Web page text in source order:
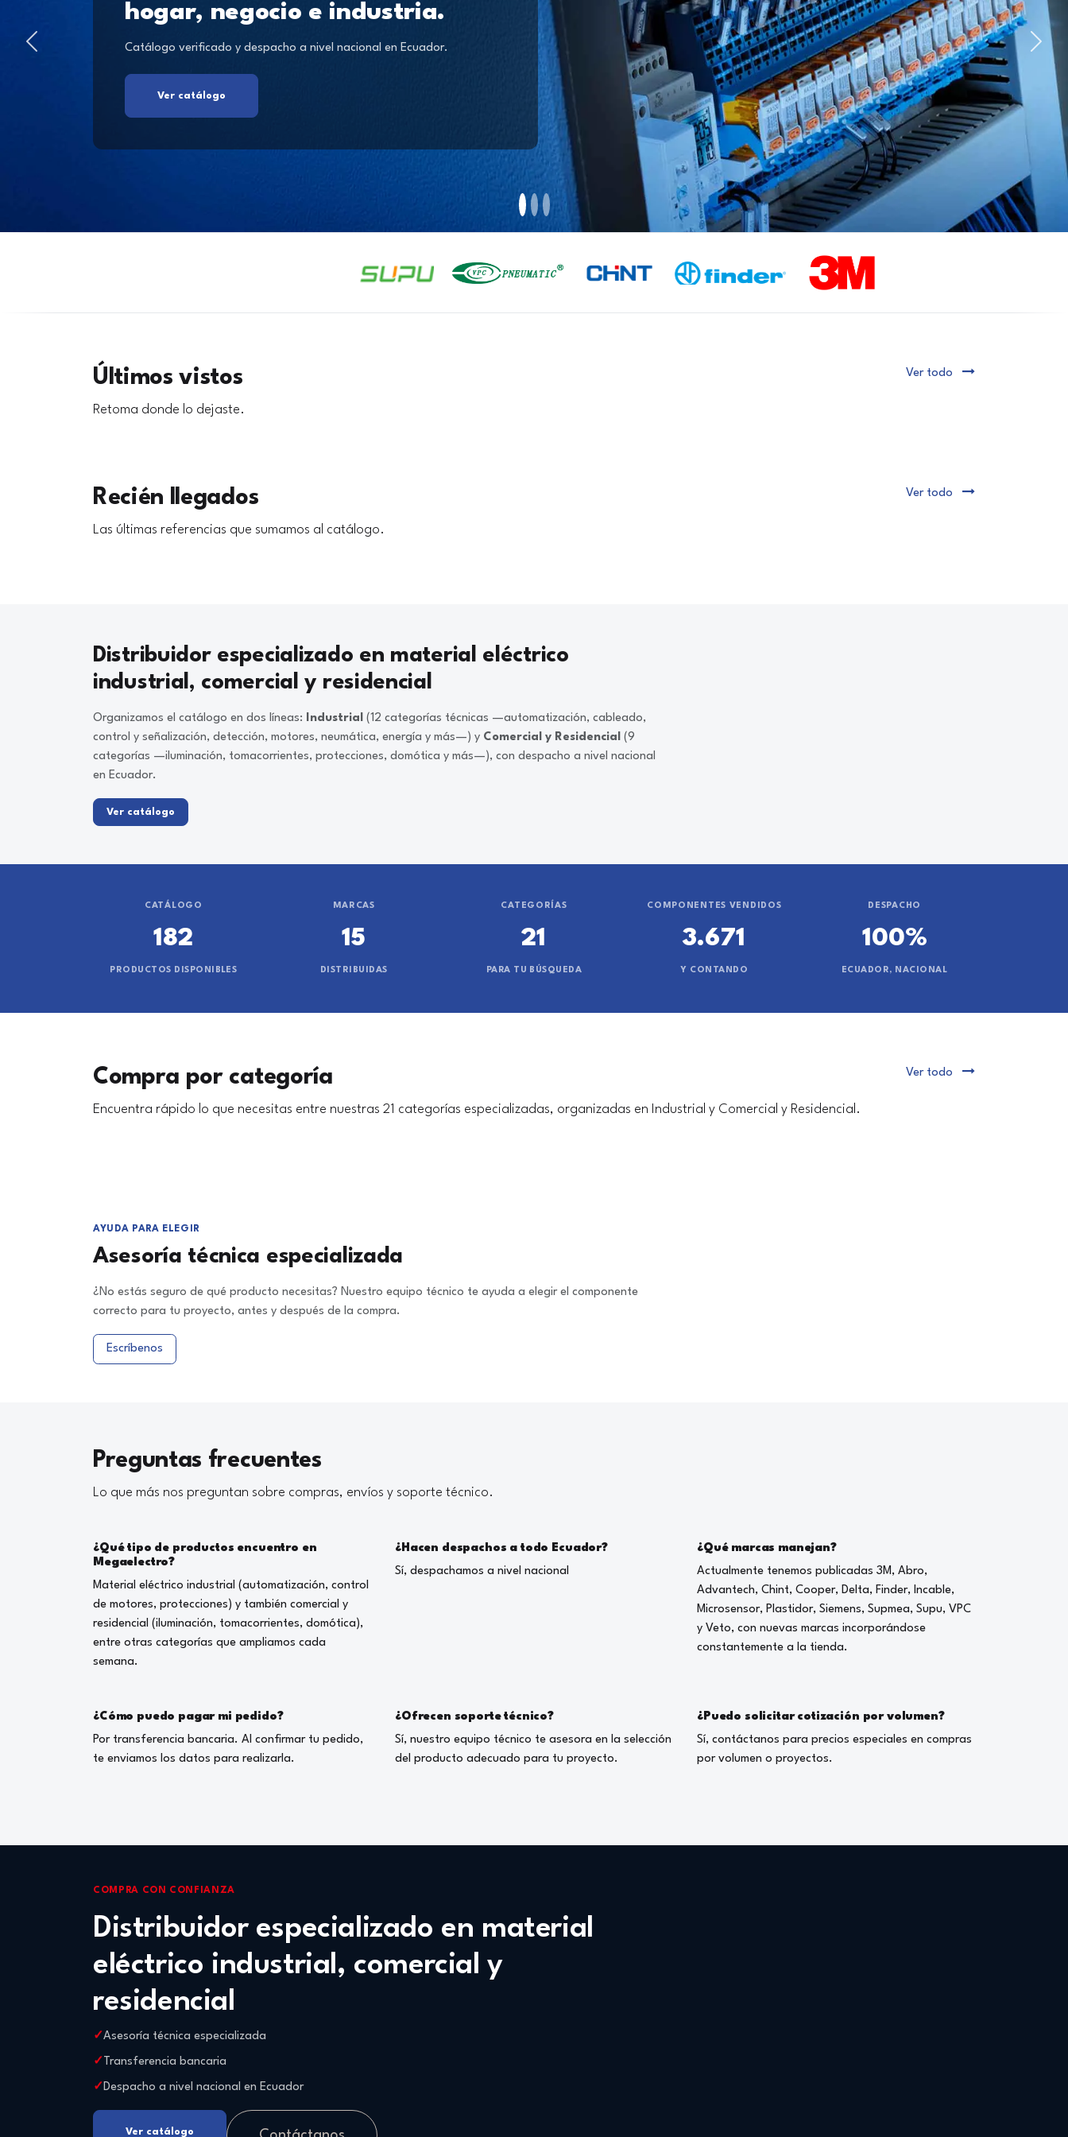
hogar, negocio e industria.
Catálogo verificado y despacho a nivel nacional en Ecuador.
Ver catálogo
Últimos vistos
Retoma donde lo dejaste.
Ver todo
Recién llegados
Las últimas referencias que sumamos al catálogo.
Ver todo
Distribuidor especializado en material eléctrico
industrial, comercial y residencial
Organizamos el catálogo en dos líneas: Industrial (12 categorías técnicas —automatización, cableado,
control y señalización, detección, motores, neumática, energía y más—) y Comercial y Residencial (9
categorías —iluminación, tomacorrientes, protecciones, domótica y más—), con despacho a nivel nacional
en Ecuador.
Ver catálogo
CATÁLOGO
182
PRODUCTOS DISPONIBLES
MARCAS
15
DISTRIBUIDAS
CATEGORÍAS
21
PARA TU BÚSQUEDA
COMPONENTES VENDIDOS
3.671
Y CONTANDO
DESPACHO
100%
ECUADOR, NACIONAL
Compra por categoría
Encuentra rápido lo que necesitas entre nuestras 21 categorías especializadas, organizadas en Industrial y Comercial y Residencial.
Ver todo
AYUDA PARA ELEGIR
Asesoría técnica especializada
¿No estás seguro de qué producto necesitas? Nuestro equipo técnico te ayuda a elegir el componente
correcto para tu proyecto, antes y después de la compra.
Escríbenos
Preguntas frecuentes
Lo que más nos preguntan sobre compras, envíos y soporte técnico.
¿Qué tipo de productos encuentro en
Megaelectro?
Material eléctrico industrial (automatización, control
de motores, protecciones) y también comercial y
residencial (iluminación, tomacorrientes, domótica),
entre otras categorías que ampliamos cada
semana.
¿Hacen despachos a todo Ecuador?
Sí, despachamos a nivel nacional
¿Qué marcas manejan?
Actualmente tenemos publicadas 3M, Abro,
Advantech, Chint, Cooper, Delta, Finder, Incable,
Microsensor, Plastidor, Siemens, Supmea, Supu, VPC
y Veto, con nuevas marcas incorporándose
constantemente a la tienda.
¿Cómo puedo pagar mi pedido?
Por transferencia bancaria. Al confirmar tu pedido,
te enviamos los datos para realizarla.
¿Ofrecen soporte técnico?
Sí, nuestro equipo técnico te asesora en la selección
del producto adecuado para tu proyecto.
¿Puedo solicitar cotización por volumen?
Sí, contáctanos para precios especiales en compras
por volumen o proyectos.
COMPRA CON CONFIANZA
Distribuidor especializado en material
eléctrico industrial, comercial y
residencial
Asesoría técnica especializada
Transferencia bancaria
Despacho a nivel nacional en Ecuador
Ver catálogo